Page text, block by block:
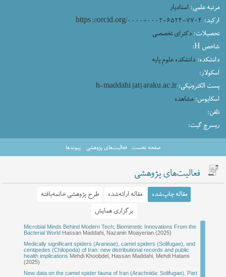
مرتبه علمی: استادیار
ارکید: https://orcid.org/۰۰۰۰-۰۰۰۲-۶۵۲۴-۷۷۰۴
تحصیلات: دکترای تخصصی
شاخص H:
دانشکده: دانشکده علوم پایه
اسکولار:
پست الکترونیکی: h-maddahi [at] araku.ac.ir
اسکاپوس: مشاهده
تلفن:
ریسرچ گیت:
صفحه نخست فعالیت‌های پژوهشی پیوندها
فعالیت‌های پژوهشی
مقاله چاپ‌شده مقاله ارائه‌شده
طرح پژوهشی خاتمه‌یافته
برگزاری همایش
Microbial Minds Behind Modern Tech; Biomimetic Innovations From the
Bacterial World Hassan Maddahi, Nazanin Moayerian (2025)
Medically significant spiders (Araneae), camel spiders (Solifugae), and
centipedes (Chilopoda) of Iran: new distributional records and public
health implications Mehdi Khoobdel, Hassan Maddahi, Mehdi Hatami
(2025)
New data on the camel spider fauna of Iran (Arachnida: Solifugae). Part
بررسی پدیده زخم بستر از منظر قرآن و علم پزشکیمجید کمیجانی، حسن مداحی (۱۴۰۴)
اعجاز در آفرینش پرندگان در کلام امام صادق (ع)؛ بررسی علمی از منظر زیست‌شناختی جانوری با
تأکید بر کتاب توحید مفضّلحسن مداحی، مجید کمیجانی (۱۴۰۴)
معناشناسی واژه اَلْقُمَّل در آیه ۳۱۱ سوره اعراف و چرایی استفاده از آن به‌عنوان عامل عقوبت الهی
بررسی آلودگی میکروبی و برخی سموم رودخانه شهر خوانسار (مرحله دوم)مجید کمیجانی، حسن
مداحی، امیر جلالی (۱۴۰۴)
اولین همایش ملی علوم زیستی از منظر دین اسلام
حسن مداحی (۱۴۰۴) دانشگاه اراک- سالن شهید